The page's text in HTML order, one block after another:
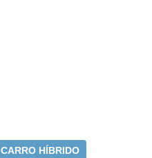
CARRO HÍBRIDO